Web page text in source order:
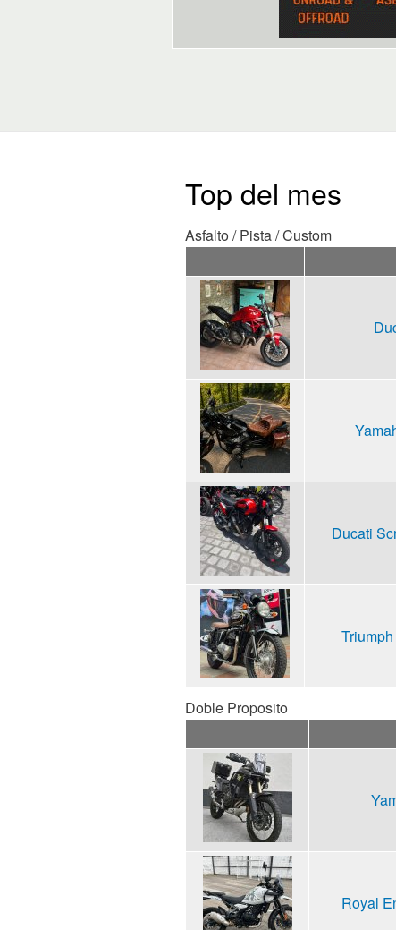
Top del mes
Asfalto / Pista / Custom
Ducati
Doble Proposito
Royal